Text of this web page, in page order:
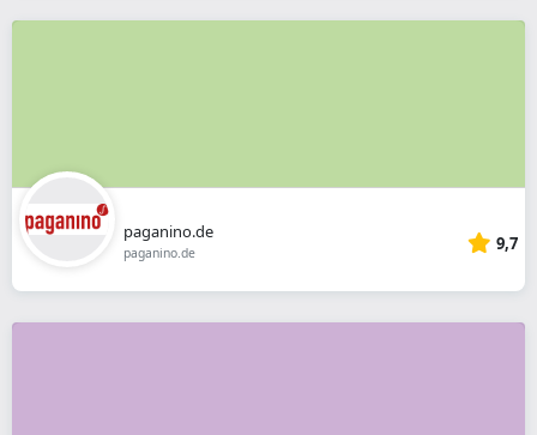
paganino.de
paganino.de 9,7